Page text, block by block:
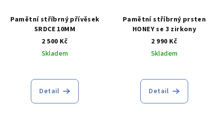
Pamětní stříbrný přívěsek
SRDCE 10MM
2 500 Kč
Skladem
Detail
Pamětní stříbrný prsten
HONEY se 3 zirkony
2 990 Kč
Skladem
Detail